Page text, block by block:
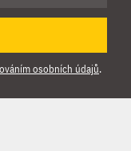
osobních údajů.